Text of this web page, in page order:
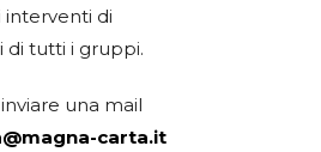
interventi di
di tutti i gruppi.
una mail
carta.it